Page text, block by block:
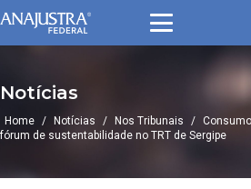
Notícias
Home / Notícias / Nos Tribunais /
fórum de sustentabilidade no TRT de Sergipe